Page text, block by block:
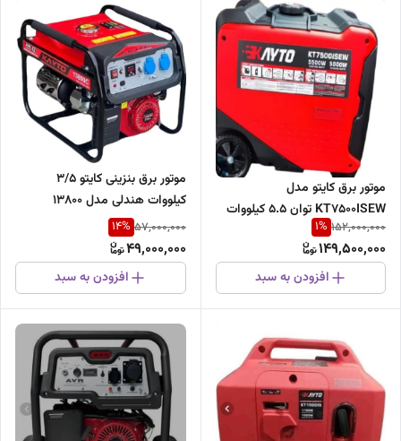
موتور برق کایتو مدل
KT7500ISEW توان ۵.۵ کیلووات
سایلنت ریموت استارتی
152,000,000
1%
149,500,000
افزودن به سبد
موتور برق بنزینی کایتو ۳/۵
کیلووات هندلی مدل ۱۳۸۰۰
57,000,000
14%
49,000,000
افزودن به سبد